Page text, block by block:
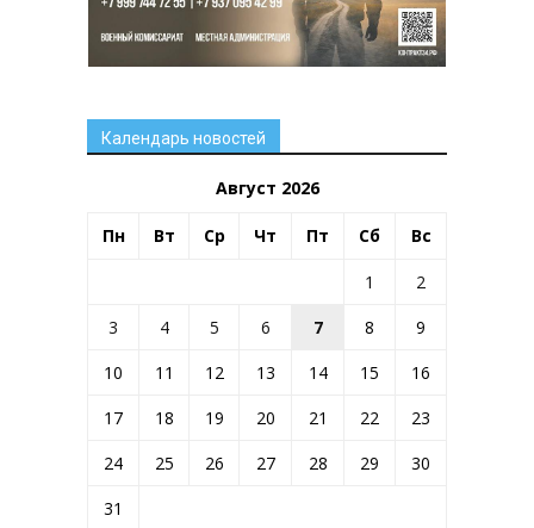
Календарь новостей
Август 2026
Пн Вт Ср Чт Пт Сб Вс
1
2
3
4 5 6 7 8
9
10
11 12 13 14 15
16
17
18 19 20 21 22
23
24
25 26 27 28 29
30
31